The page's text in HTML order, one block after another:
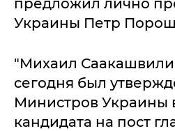
предложил лично
Украины Петр
"Михаил Саакашвили
сегодня был
Министров Украины
кандидата на пост